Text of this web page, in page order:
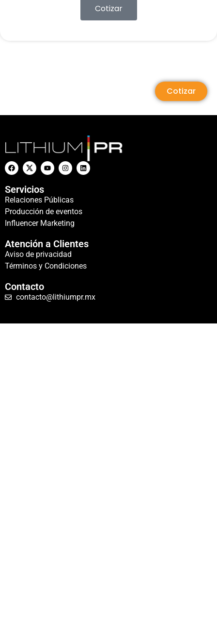
Cotizar
Cotizar
Servicios
Relaciones Públicas
Producción de eventos
Influencer Marketing
Atención a Clientes
Aviso de privacidad
Términos y Condiciones
Contacto
contacto@lithiumpr.mx